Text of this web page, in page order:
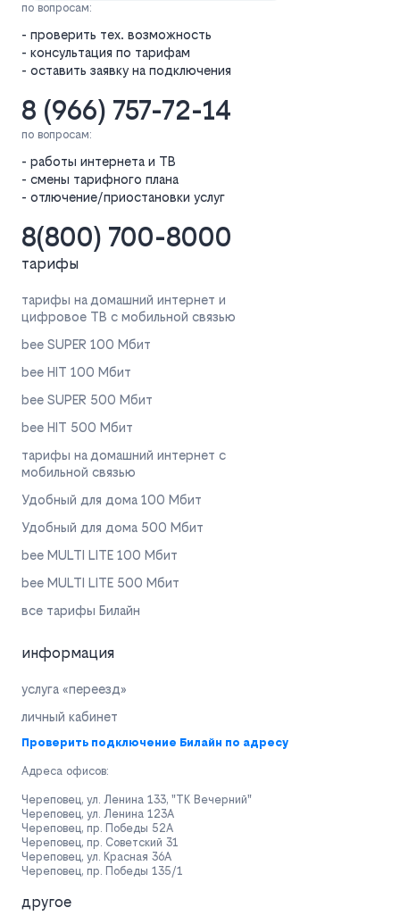
по вопросам:
- проверить тех. возможность
- консультация по тарифам
- оставить заявку на подключения
8 (966) 757-72-14
по вопросам:
- работы интернета и ТВ
- смены тарифного плана
- отлючение/приостановки услуг
8(800) 700-8000
тарифы
тарифы на домашний интернет и
цифровое ТВ с мобильной связью
bee SUPER 100 Мбит
bee HIT 100 Мбит
bee SUPER 500 Мбит
bee HIT 500 Мбит
тарифы на домашний интернет с
мобильной связью
Удобный для дома 100 Мбит
Удобный для дома 500 Мбит
bee MULTI LITE 100 Мбит
bee MULTI LITE 500 Мбит
все тарифы Билайн
информация
услуга «переезд»
личный кабинет
Проверить подключение Билайн по адресу
Адреса офисов:
Череповец, ул. Ленина 133, "ТК Вечерний"
Череповец, ул. Ленина 123А
Череповец, пр. Победы 52А
Череповец, пр. Советский 31
Череповец, ул. Красная 36А
Череповец, пр. Победы 135/1
другое